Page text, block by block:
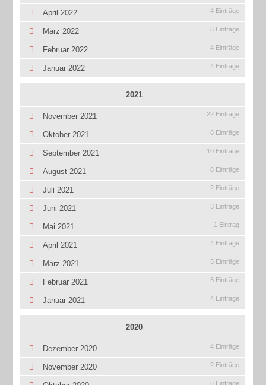
April 2022 4 Einträge
März 2022 5 Einträge
Februar 2022 4 Einträge
Januar 2022 4 Einträge
2021
November 2021 22 Einträge
Oktober 2021 8 Einträge
September 2021 10 Einträge
August 2021 8 Einträge
Juli 2021 2 Einträge
Juni 2021 3 Einträge
Mai 2021 1 Eintrag
April 2021 4 Einträge
März 2021 5 Einträge
Februar 2021 6 Einträge
Januar 2021 4 Einträge
2020
Dezember 2020 4 Einträge
November 2020 2 Einträge
6 Einträge